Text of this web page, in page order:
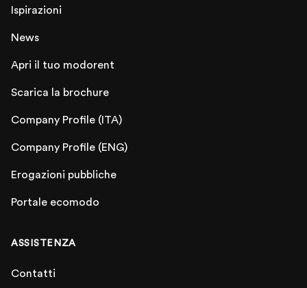
Ispirazioni
News
Apri il tuo modorent
Scarica la brochure
Company Profile (ITA)
Company Profile (ENG)
Erogazioni pubbliche
Portale ecomodo
ASSISTENZA
Contatti